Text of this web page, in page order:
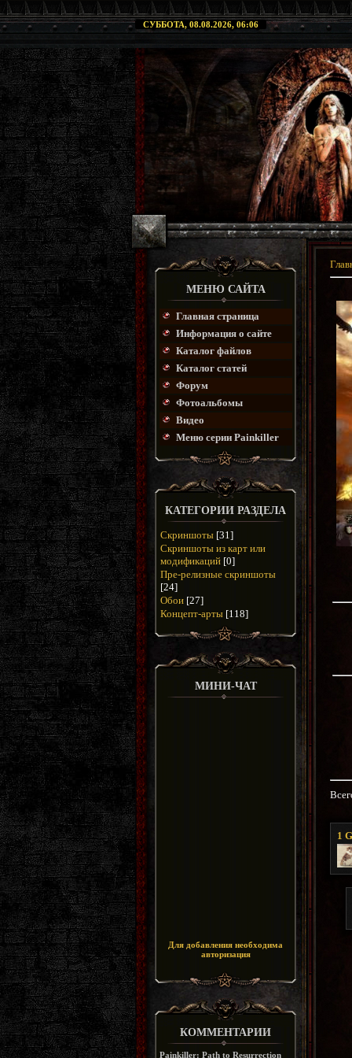
СУББОТА, 08.08.2026, 06:06
МЕНЮ САЙТА
Главная страница
Информация о сайте
Каталог файлов
Каталог статей
Форум
Фотоальбомы
Видео
Меню серии Painkiller
КАТЕГОРИИ РАЗДЕЛА
Скриншоты [31]
Скриншоты из карт или
модификаций [0]
Пре-релизные скриншоты
[24]
Обои [27]
Концепт-арты [118]
МИНИ-ЧАТ
Для добавления необходима
авторизация
КОММЕНТАРИИ
Painkiller: Path to Resurrection
1